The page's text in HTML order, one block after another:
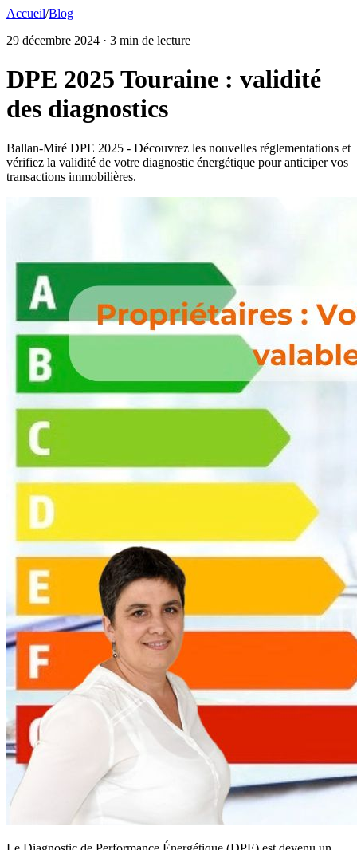
Accueil/Blog
29 décembre 2024 · 3 min de lecture
DPE 2025 Touraine : validité
des diagnostics
Ballan-Miré DPE 2025 - Découvrez les nouvelles réglementations et
vérifiez la validité de votre diagnostic énergétique pour anticiper vos
transactions immobilières.